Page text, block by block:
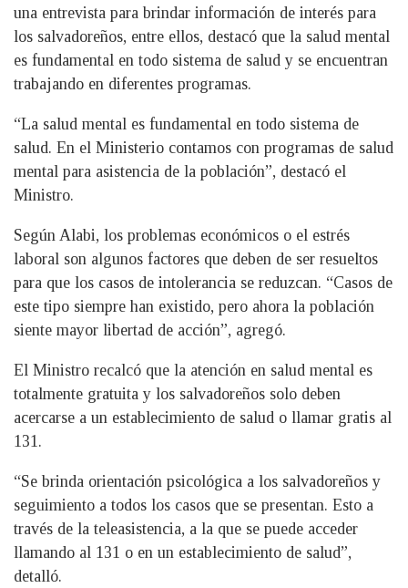
una entrevista para brindar información de interés para
los salvadoreños, entre ellos, destacó que la salud mental
es fundamental en todo sistema de salud y se encuentran
trabajando en diferentes programas.
“La salud mental es fundamental en todo sistema de
salud. En el Ministerio contamos con programas de salud
mental para asistencia de la población”, destacó el
Ministro.
Según Alabi, los problemas económicos o el estrés
laboral son algunos factores que deben de ser resueltos
para que los casos de intolerancia se reduzcan. “Casos de
este tipo siempre han existido, pero ahora la población
siente mayor libertad de acción”, agregó.
El Ministro recalcó que la atención en salud mental es
totalmente gratuita y los salvadoreños solo deben
acercarse a un establecimiento de salud o llamar gratis al
131.
“Se brinda orientación psicológica a los salvadoreños y
seguimiento a todos los casos que se presentan. Esto a
través de la teleasistencia, a la que se puede acceder
llamando al 131 o en un establecimiento de salud”,
detalló.